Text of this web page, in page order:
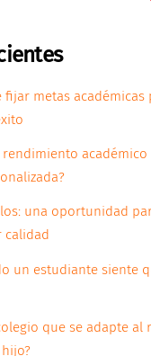
fijar metas
rendimiento
una oportunidad
calidad
un estudiante siente
que se adapte al